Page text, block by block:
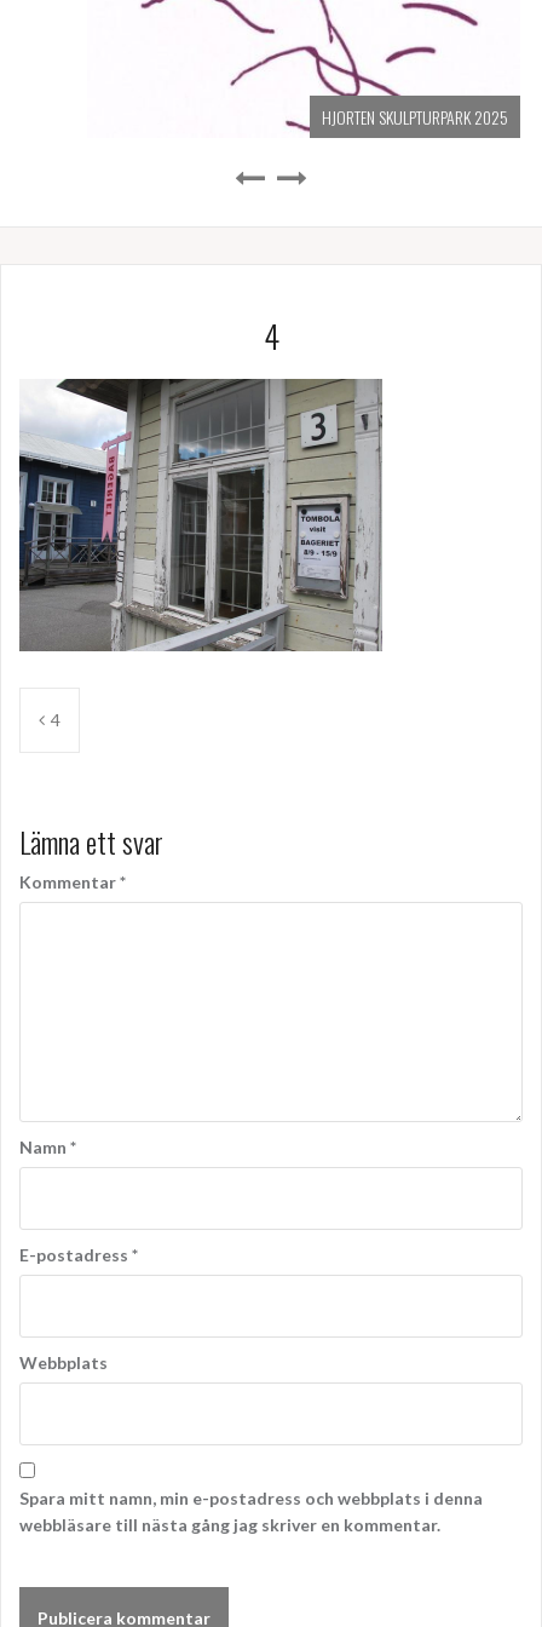
HJORTEN SKULPTURPARK 2025
4
Inläggsnavigering
4
Lämna ett svar
Kommentar*
Namn *
E-postadress *
Webbplats
Spara mitt namn, min e-postadress och webbplats i denna
webbläsare till nästa gång jag skriver en kommentar.